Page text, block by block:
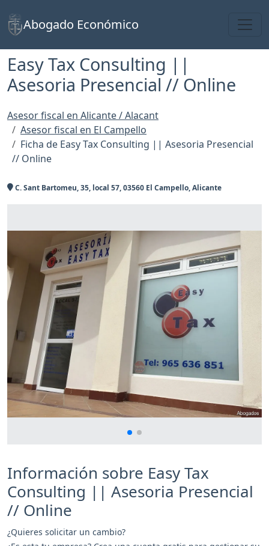
Abogado Económico
Easy Tax Consulting ||
Asesoria Presencial // Online
Asesor fiscal en Alicante / Alacant
Asesor fiscal en El Campello
Ficha de Easy Tax Consulting || Asesoria Presencial
// Online
C. Sant Bartomeu, 35, local 57, 03560 El Campello, Alicante
Información sobre Easy Tax
Consulting || Asesoria Presencial
// Online
¿Quieres solicitar un cambio?